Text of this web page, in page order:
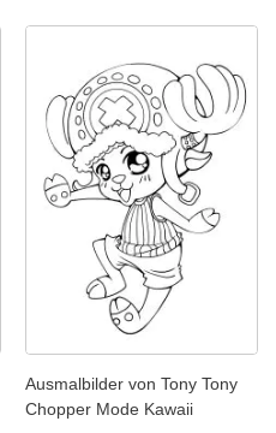
Ausmalbilder von Tony Tony
Chopper Mode Kawaii